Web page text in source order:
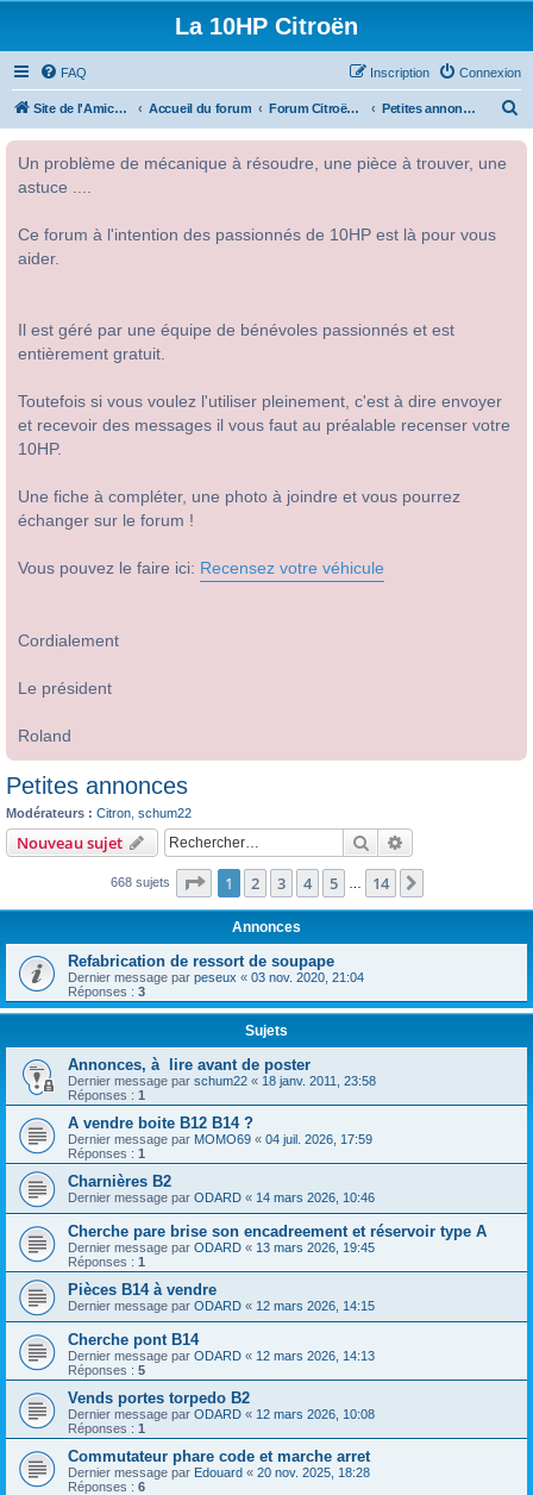
La 10HP Citroën
FAQ Connexion
Inscription
Site de l'Amicale Citroën 10HP Accueil du forum Forum Citroën 10HP Petites annonces
Un problème de mécanique à résoudre, une pièce à trouver, une
astuce ....
Ce forum à l'intention des passionnés de 10HP est là pour vous
aider.
Il est géré par une équipe de bénévoles passionnés et est
entièrement gratuit.
Toutefois si vous voulez l'utiliser pleinement, c'est à dire envoyer
et recevoir des messages il vous faut au préalable recenser votre
10HP.
Une fiche à compléter, une photo à joindre et vous pourrez
échanger sur le forum !
Vous pouvez le faire ici: Recensez votre véhicule
Cordialement
Le président
Roland
Petites annonces
Modérateurs : Citron schum22
Nouveau sujet Rechercher
668 sujets Page 1sur14
1 2 3 4 5 14
Annonces
Refabrication de ressort de soupape
Dernier message par peseux « 03 nov. 2020, 21:04
Réponses : 3
Sujets
Annonces, à lire avant de poster
Dernier message par schum22 « 18 janv. 2011, 23:58
Réponses : 1
A vendre boite B12 B14 ?
Dernier message par MOMO69 « 04 juil. 2026, 17:59
Réponses : 1
Charnières B2
Dernier message par ODARD « 14 mars 2026, 10:46
Cherche pare brise son encadreement et réservoir type A
Dernier message par ODARD « 13 mars 2026, 19:45
Réponses : 1
Pièces B14 à vendre
Dernier message par ODARD « 12 mars 2026, 14:15
Cherche pont B14
Dernier message par ODARD « 12 mars 2026, 14:13
Réponses : 5
Vends portes torpedo B2
Dernier message par ODARD « 12 mars 2026, 10:08
Réponses : 1
Commutateur phare code et marche arret
Dernier message par Edouard « 20 nov. 2025, 18:28
Réponses : 6